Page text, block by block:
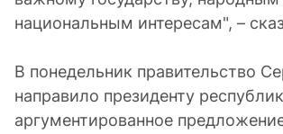
национальным интересам", –
В понедельник правительство
направило президенту
аргументированное